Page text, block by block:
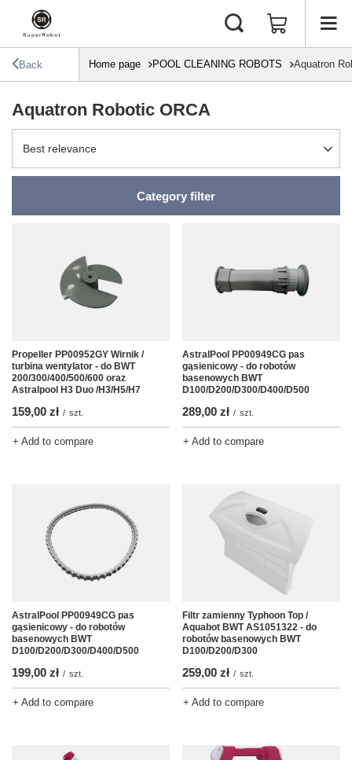
Back Home page POOL CLEANING ROBOTS Aquatron
Aquatron Robotic ORCA
Change sorting
Best relevance
Category filter
Propeller PP00952GY Wirnik /
turbina wentylator - do BWT
200/300/400/500/600 oraz
Astralpool H3 Duo /H3/H5/H7
159,00 zł / szt.
+ Add to compare
AstralPool PP00949CG pas
gąsienicowy - do robotów
basenowych BWT
D100/D200/D300/D400/D500
289,00 zł / szt.
+ Add to compare
AstralPool PP00949CG pas
gąsienicowy - do robotów
basenowych BWT
D100/D200/D300/D400/D500
199,00 zł / szt.
+ Add to compare
Filtr zamienny Typhoon Top /
Aquabot BWT AS1051322 - do
robotów basenowych BWT
D100/D200/D300
259,00 zł / szt.
+ Add to compare